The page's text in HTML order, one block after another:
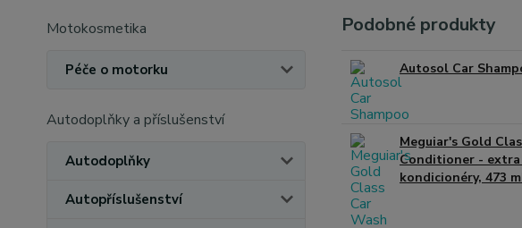
Motokosmetika
Péče o motorku
Autodoplňky a příslušenství
Autodoplňky
Autopříslušenství
Podobné produkty
Autosol Car
Meguiar's Gold
Conditioner -
kondicionéry, 473